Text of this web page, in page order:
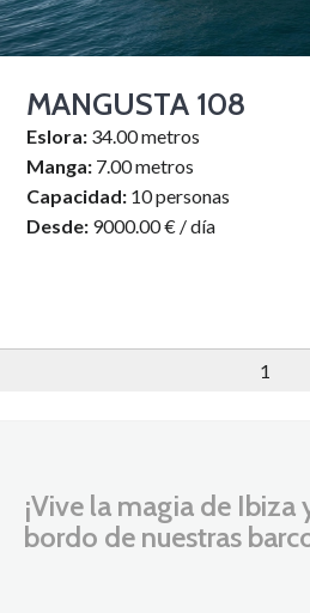
MANGUSTA 108
Eslora: 34.00 metros
Manga: 7.00 metros
Capacidad: 10 personas
Desde: 9000.00 € / día
1
¡Vive la magia de Ibiza
bordo de nuestras